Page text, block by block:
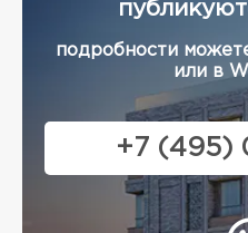
подробности
или в
+7 (495)